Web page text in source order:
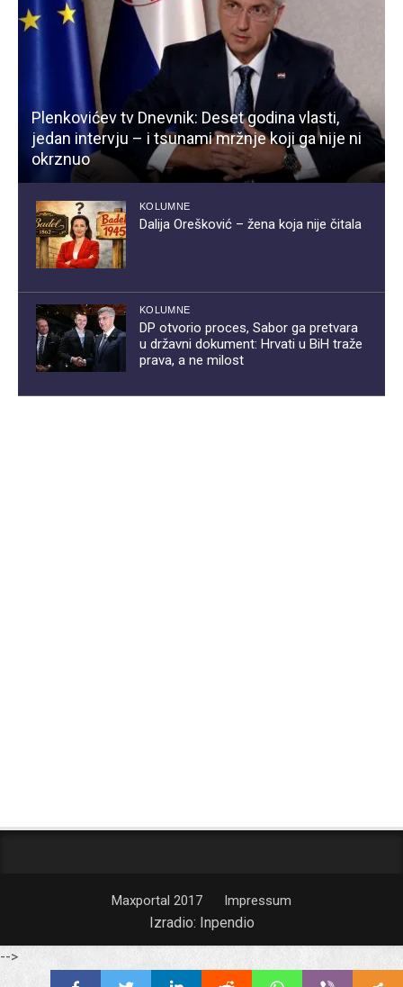
Plenkovićev tv Dnevnik: Deset godina vlasti,
jedan intervju – i tsunami mržnje koji ga nije ni
okrznuo
KOLUMNE
Dalija Orešković – žena koja nije čitala
KOLUMNE
DP otvorio proces, Sabor ga pretvara
u državni dokument: Hrvati u BiH traže
prava, a ne milost
Maxportal 2017 Impressum
Izradio: Inpendio
-->